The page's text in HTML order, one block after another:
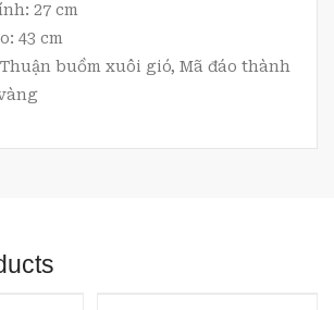
27 cm
43 cm
buồm xuôi gió, Mã đáo thành